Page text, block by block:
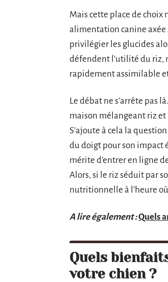
Mais cette place de choix
alimentation canine axée
privilégier les glucides
défendent l’utilité du riz,
rapidement assimilable
Le débat ne s’arrête pas
maison mélangeant riz
S’ajoute à cela la
du doigt pour son impact
mérite d’entrer en ligne
Alors, si le riz séduit par
nutritionnelle à l’heure
A lire également :Quels
Quels
votre chien ?